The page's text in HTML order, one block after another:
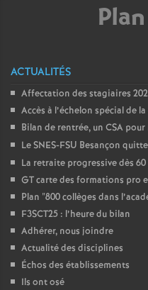
ACTUALITÉS
Affectation des stagiaires
Accès à l’échelon spécial de
Bilan de rentrée, un CSA pour
Le SNES-FSU Besançon
La retraite progressive dès 60
GT carte des formations pro
Plan "800 collèges dans
F3SCT25 : l’heure du bilan
Adhérer, nous joindre
Actualité des disciplines
Échos des établissements
Ils ont osé